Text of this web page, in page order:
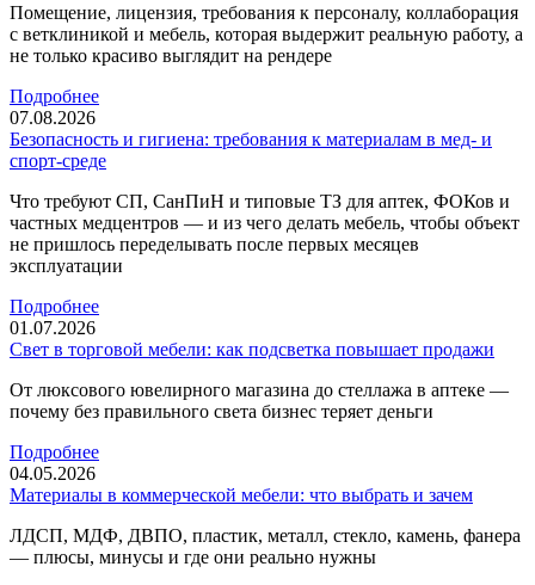
Помещение, лицензия, требования к персоналу, коллаборация
с ветклиникой и мебель, которая выдержит реальную работу, а
не только красиво выглядит на рендере
Подробнее
07.08.2026
Безопасность и гигиена: требования к материалам в мед‑ и
спорт‑среде
Что требуют СП, СанПиН и типовые ТЗ для аптек, ФОКов и
частных медцентров — и из чего делать мебель, чтобы объект
не пришлось переделывать после первых месяцев
эксплуатации
Подробнее
01.07.2026
Свет в торговой мебели: как подсветка повышает продажи
От люксового ювелирного магазина до стеллажа в аптеке —
почему без правильного света бизнес теряет деньги
Подробнее
04.05.2026
Материалы в коммерческой мебели: что выбрать и зачем
ЛДСП, МДФ, ДВПО, пластик, металл, стекло, камень, фанера
— плюсы, минусы и где они реально нужны